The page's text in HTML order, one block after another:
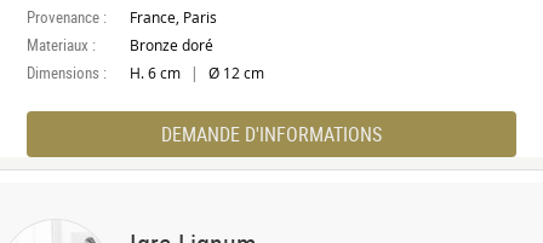
Provenance : France, Paris
Materiaux : Bronze doré
Dimensions : H. 6 cm | Ø 12 cm
DEMANDE D'INFORMATIONS